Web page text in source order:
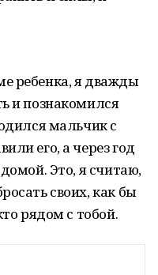
ребенка, я дважды
и познакомился
мальчик с
его, а через год
Это, я считаю,
своих, как бы
рядом с тобой.